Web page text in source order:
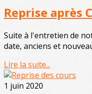
Reprise après
Suite à l'entretien de
date, anciens et
Lire la suite...
1 juin 2020